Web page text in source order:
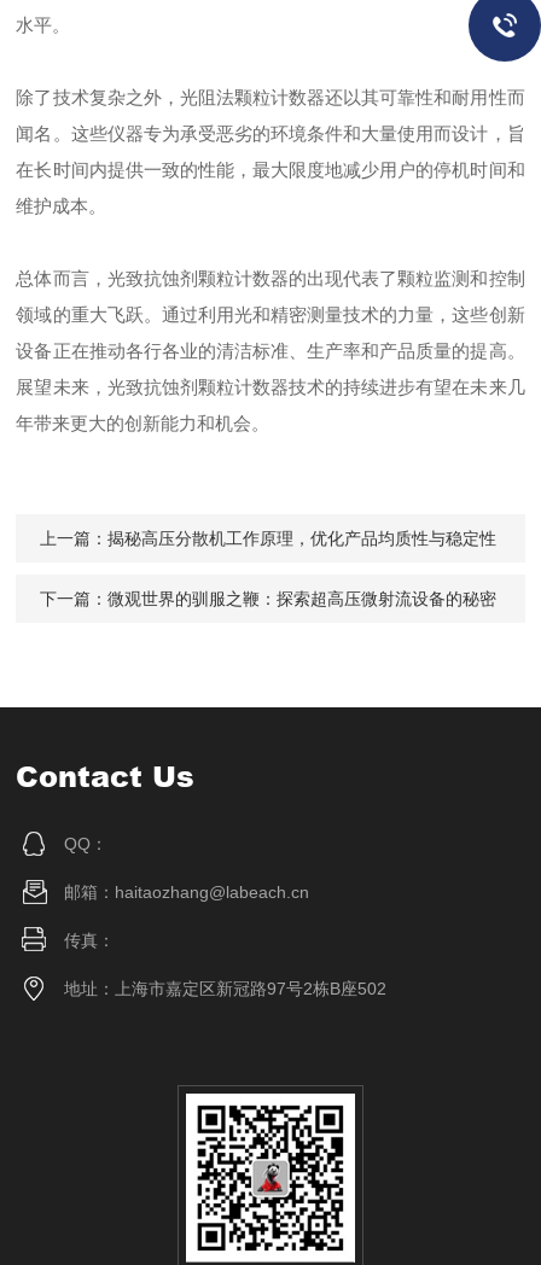
水平。
除了技术复杂之外，光阻法颗粒计数器还以其可靠性和耐用性而
闻名。这些仪器专为承受恶劣的环境条件和大量使用而设计，旨
在长时间内提供一致的性能，最大限度地减少用户的停机时间和
维护成本。
总体而言，光致抗蚀剂颗粒计数器的出现代表了颗粒监测和控制
领域的重大飞跃。通过利用光和精密测量技术的力量，这些创新
设备正在推动各行各业的清洁标准、生产率和产品质量的提高。
展望未来，光致抗蚀剂颗粒计数器技术的持续进步有望在未来几
年带来更大的创新能力和机会。
上一篇：揭秘高压分散机工作原理，优化产品均质性与稳定性
下一篇：微观世界的驯服之鞭：探索超高压微射流设备的秘密
Contact Us
QQ：
邮箱：haitaozhang@labeach.cn
传真：
地址：上海市嘉定区新冠路97号2栋B座502